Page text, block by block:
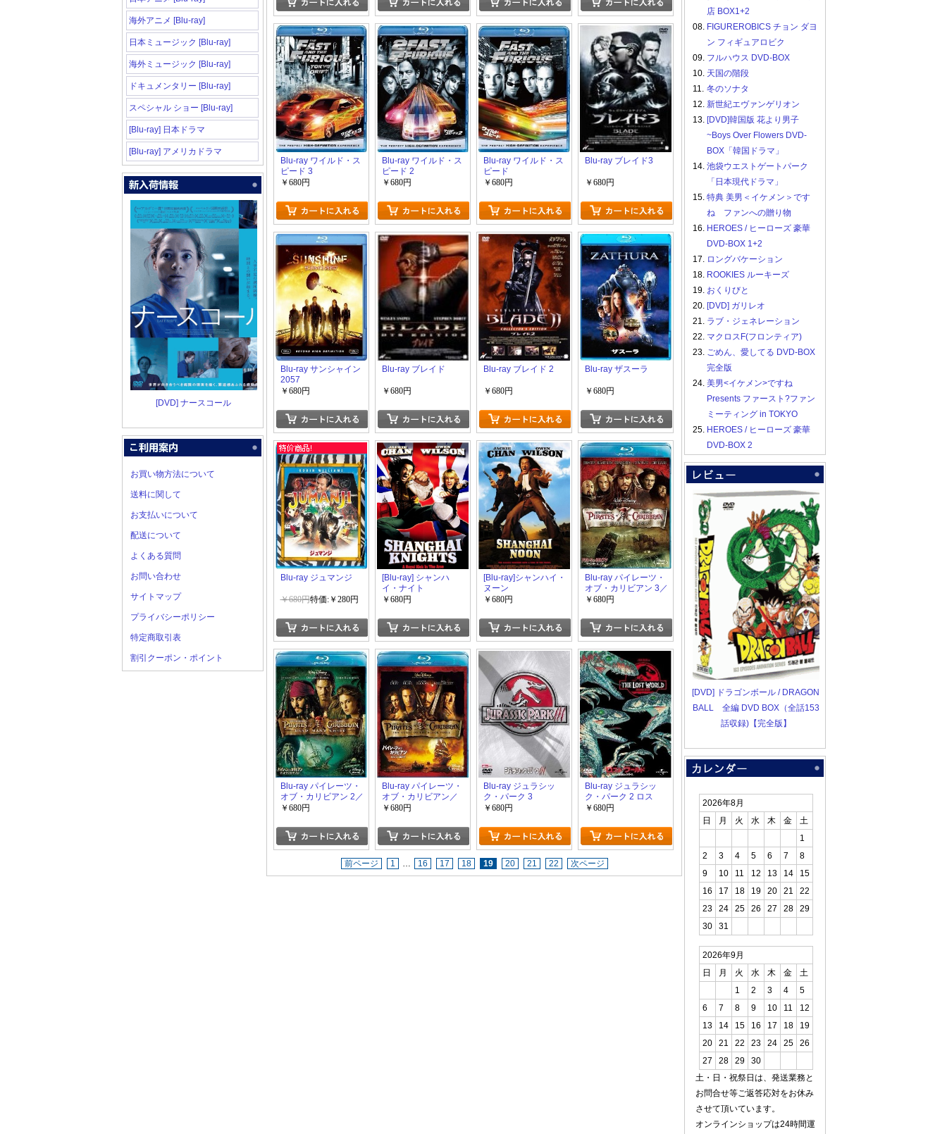
海外アニメ [Blu-ray]
日本ミュージック [Blu-ray]
海外ミュージック [Blu-ray]
ドキュメンタリー [Blu-ray]
スペシャル ショー [Blu-ray]
[Blu-ray] 日本ドラマ
[Blu-ray] アメリカドラマ
[DVD] ナースコール
お買い物方法について
送料に関して
お支払いについて
配送について
よくある質問
お問い合わせ
サイトマップ
プライバシーポリシー
特定商取引表
割引クーポン・ポイント
Blu-ray ワイルド・ス
ピード 3
￥680円
Blu-ray ワイルド・ス
ピード 2
￥680円
Blu-ray ワイルド・ス
ピード
￥680円
Blu-ray ブレイド3
￥680円
Blu-ray サンシャイン
2057
￥680円
Blu-ray ブレイド
￥680円
Blu-ray ブレイド 2
￥680円
Blu-ray ザスーラ
￥680円
Blu-ray ジュマンジ
￥680円特価:￥280円
[Blu-ray] シャンハ
イ・ナイト
￥680円
[Blu-ray]シャンハイ・
ヌーン
￥680円
Blu-ray パイレーツ・
オブ・カリビアン 3／
ワールド・エンド
￥680円
Blu-ray パイレーツ・
オブ・カリビアン 2／
デッドマンズ・チェ
￥680円
Blu-ray パイレーツ・
オブ・カリビアン／
呪われた海賊たち
￥680円
Blu-ray ジュラシッ
ク・パーク 3
￥680円
Blu-ray ジュラシッ
ク・パーク 2 ロス
ト・ワールド
￥680円
前ページ 1 … 16 17 18 19 20 21 22 次ページ
店 BOX1+2
08. FIGUREROBICS チョン ダヨ
ン フィギュアロビク
09. フルハウス DVD-BOX
10. 天国の階段
11. 冬のソナタ
12. 新世紀エヴァンゲリオン
13. [DVD]韓国版 花より男子
~Boys Over Flowers DVD-
BOX「韓国ドラマ」
14. 池袋ウエストゲートパーク
「日本現代ドラマ」
15. 特典 美男＜イケメン＞です
ね ファンへの贈り物
16. HEROES / ヒーローズ 豪華
DVD-BOX 1+2
17. ロングバケーション
18. ROOKIES ルーキーズ
19. おくりびと
20. [DVD] ガリレオ
21. ラブ・ジェネレーション
22. マクロスF(フロンティア)
23. ごめん、愛してる DVD-BOX
完全版
24. 美男<イケメン>ですね
Presents ファースト?ファン
ミーティング in TOKYO
25. HEROES / ヒーローズ 豪華
DVD-BOX 2
[DVD] ドラゴンボール / DRAGON
BALL 全編 DVD BOX（全話153
話収録)【完全版】
2026年8月
日
月 火 水 木 金
土
1
2
3 4 5 6 7
8
9
10 11 12 13 14
15
16
17 18 19 20 21
22
23
24 25 26 27 28
29
30
31
2026年9月
日
月 火 水 木 金
土
1
2 3 4
5
6
7 8 9 10 11
12
13
14 15 16 17 18
19
20
21 22 23 24 25
26
27
28 29
30
土・日・祝祭日は、発送業務と
お問合せ等ご返答応対をお休み
させて頂いています。
オンラインショップは24時間運